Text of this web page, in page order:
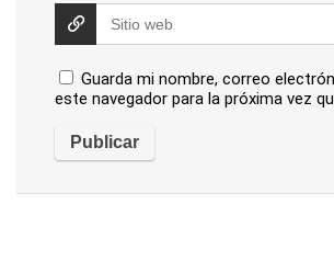
Guarda mi nombre, correo
este navegador para la próxima vez